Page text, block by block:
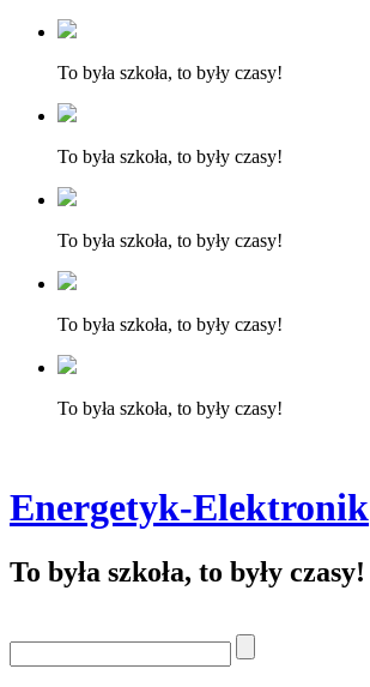
To była szkoła, to były czasy!
To była szkoła, to były czasy!
To była szkoła, to były czasy!
To była szkoła, to były czasy!
To była szkoła, to były czasy!
Energetyk-Elektronik
To była szkoła, to były czasy!